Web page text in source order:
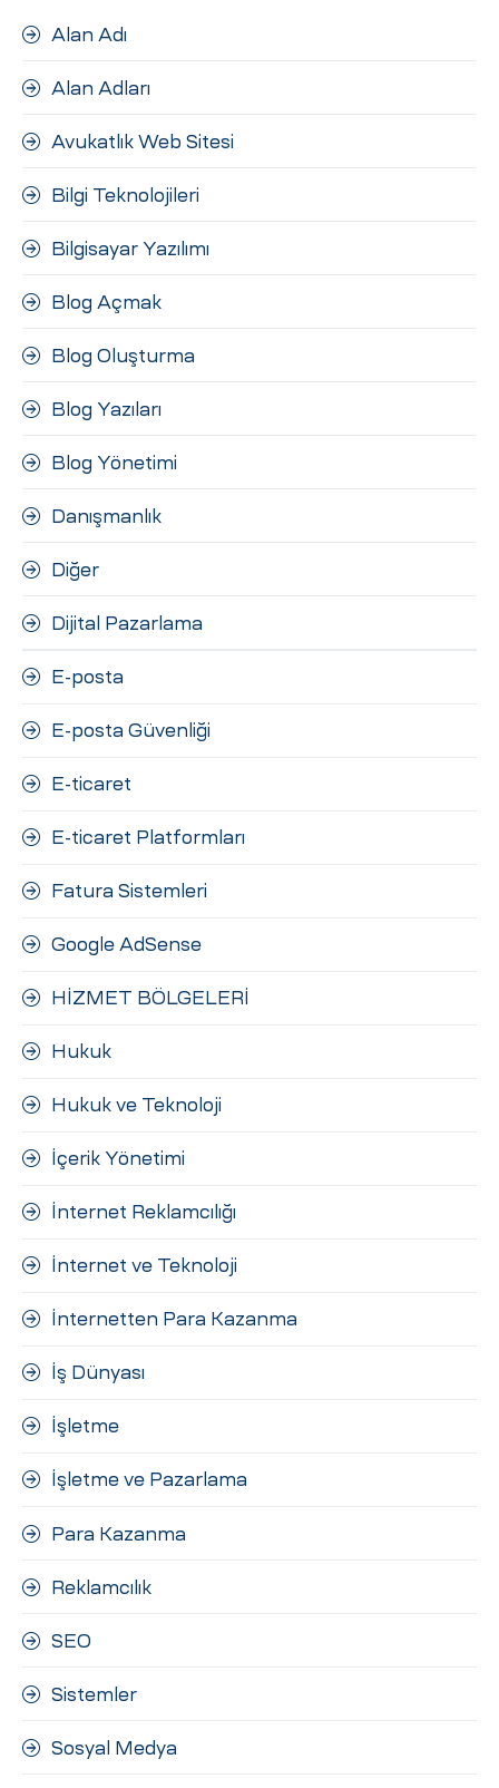
Alan Adı
Alan Adları
Avukatlık Web Sitesi
Bilgi Teknolojileri
Bilgisayar Yazılımı
Blog Açmak
Blog Oluşturma
Blog Yazıları
Blog Yönetimi
Danışmanlık
Diğer
Dijital Pazarlama
E-posta
E-posta Güvenliği
E-ticaret
E-ticaret Platformları
Fatura Sistemleri
Google AdSense
HİZMET BÖLGELERİ
Hukuk
Hukuk ve Teknoloji
İçerik Yönetimi
İnternet Reklamcılığı
İnternet ve Teknoloji
İnternetten Para Kazanma
İş Dünyası
İşletme
İşletme ve Pazarlama
Para Kazanma
Reklamcılık
SEO
Sistemler
Sosyal Medya